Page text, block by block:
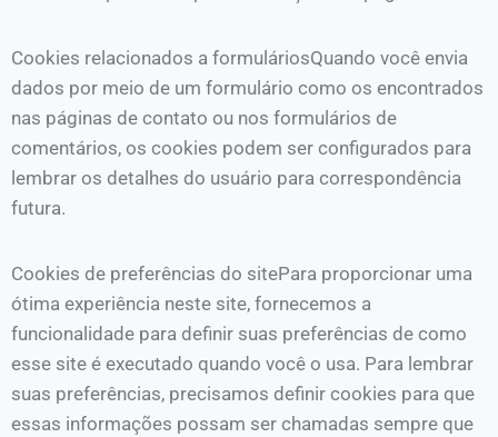
Cookies relacionados a formuláriosQuando você envia
dados por meio de um formulário como os encontrados
nas páginas de contato ou nos formulários de
comentários, os cookies podem ser configurados para
lembrar os detalhes do usuário para correspondência
futura.
Cookies de preferências do sitePara proporcionar uma
ótima experiência neste site, fornecemos a
funcionalidade para definir suas preferências de como
esse site é executado quando você o usa. Para lembrar
suas preferências, precisamos definir cookies para que
essas informações possam ser chamadas sempre que